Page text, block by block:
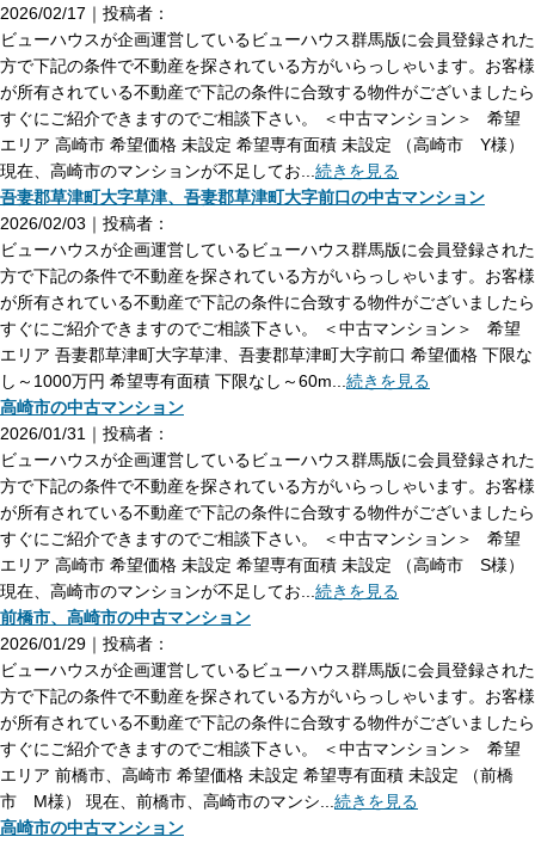
2026/02/17｜投稿者：
ビューハウスが企画運営しているビューハウス群馬版に会員登録された
方で下記の条件で不動産を探されている方がいらっしゃいます。お客様
が所有されている不動産で下記の条件に合致する物件がございましたら
すぐにご紹介できますのでご相談下さい。 ＜中古マンション＞ 希望
エリア 高崎市 希望価格 未設定 希望専有面積 未設定 （高崎市 Y様）
現在、高崎市のマンションが不足してお... 続きを見る
吾妻郡草津町大字草津、吾妻郡草津町大字前口の中古マンション
2026/02/03｜投稿者：
ビューハウスが企画運営しているビューハウス群馬版に会員登録された
方で下記の条件で不動産を探されている方がいらっしゃいます。お客様
が所有されている不動産で下記の条件に合致する物件がございましたら
すぐにご紹介できますのでご相談下さい。 ＜中古マンション＞ 希望
エリア 吾妻郡草津町大字草津、吾妻郡草津町大字前口 希望価格 下限な
し～1000万円 希望専有面積 下限なし～60m... 続きを見る
高崎市の中古マンション
2026/01/31｜投稿者：
ビューハウスが企画運営しているビューハウス群馬版に会員登録された
方で下記の条件で不動産を探されている方がいらっしゃいます。お客様
が所有されている不動産で下記の条件に合致する物件がございましたら
すぐにご紹介できますのでご相談下さい。 ＜中古マンション＞ 希望
エリア 高崎市 希望価格 未設定 希望専有面積 未設定 （高崎市 S様）
現在、高崎市のマンションが不足してお... 続きを見る
前橋市、高崎市の中古マンション
2026/01/29｜投稿者：
ビューハウスが企画運営しているビューハウス群馬版に会員登録された
方で下記の条件で不動産を探されている方がいらっしゃいます。お客様
が所有されている不動産で下記の条件に合致する物件がございましたら
すぐにご紹介できますのでご相談下さい。 ＜中古マンション＞ 希望
エリア 前橋市、高崎市 希望価格 未設定 希望専有面積 未設定 （前橋
市 M様） 現在、前橋市、高崎市のマンシ... 続きを見る
高崎市の中古マンション